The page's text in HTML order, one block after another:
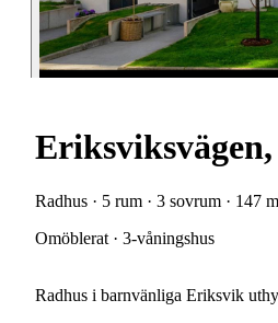
Radhus · 5 rum · 3 sovrum · 147
Omöblerat · 3-våningshus
Radhus i barnvänliga Eriksvik